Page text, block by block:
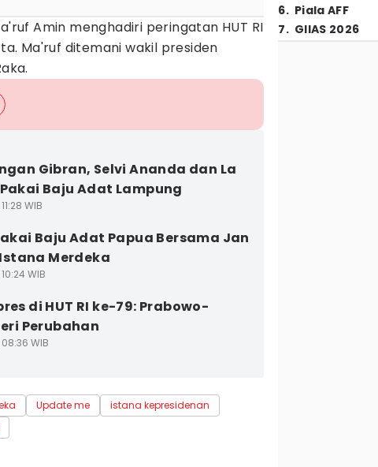
Amin menghadiri peringatan HUT RI
Ma'ruf ditemani wakil presiden
Gibran, Selvi Ananda dan La
Baju Adat Lampung
WIB
Baju Adat Papua Bersama Jan
Merdeka
WIB
di HUT RI ke-79: Prabowo-
Perubahan
WIB
Update me
istana kepresidenan
6. Piala AFF
7. GIIAS 2026